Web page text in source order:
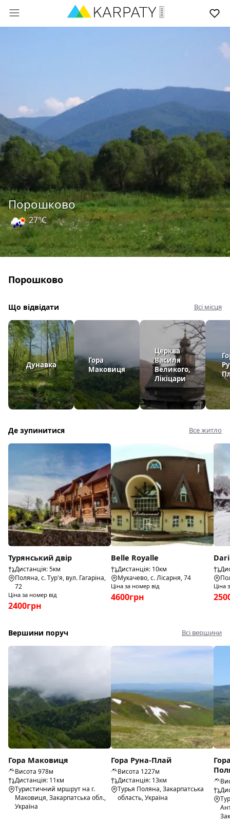
Порошково
27°C
Порошково
Що відвідати Всі місця
Дунавка
Гора
Маковиця
Церква
Василя
Великого,
Лікіцари
Де зупинитися Все житло
Турянський двір
Дистанція: 5км
Поляна, с. Тур'я, вул. Гагаріна,
72
Ціна за номер від
2400грн
Belle Royalle
Дистанція: 10км
Мукачево, с. Лісарня, 74
Ціна за номер від
4600грн
Ціна
Вершини поруч Всі вершини
Гора Маковиця
Висота 978м
Дистанція: 11км
Туристичний мршрут на г.
Маковиця, Закарпатська обл.,
Україна
Гора Руна-Плай
Висота 1227м
Дистанція: 13км
Турья Поляна, Закарпатська
область, Україна